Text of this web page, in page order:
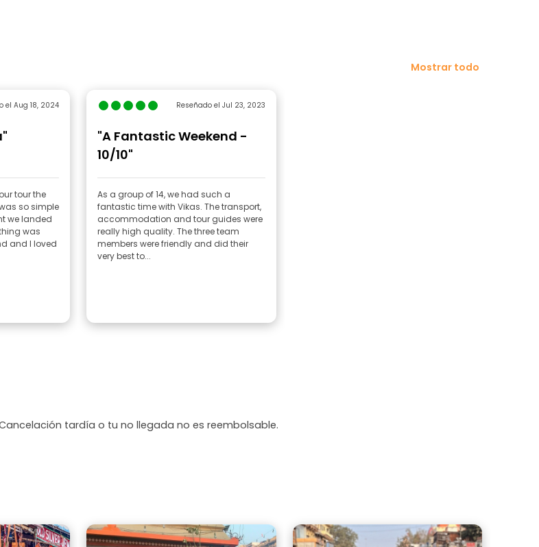
Mostrar todo
el Aug 18, 2024
tour the
so simple
we landed
was
and I loved
Reseñado el Jul 23, 2023
"A Fantastic Weekend -
10/10"
As a group of 14, we had such a
fantastic time with Vikas. The transport,
accommodation and tour guides were
really high quality. The three team
members were friendly and did their
very best to...
tardía o tu no llegada no es reembolsable.